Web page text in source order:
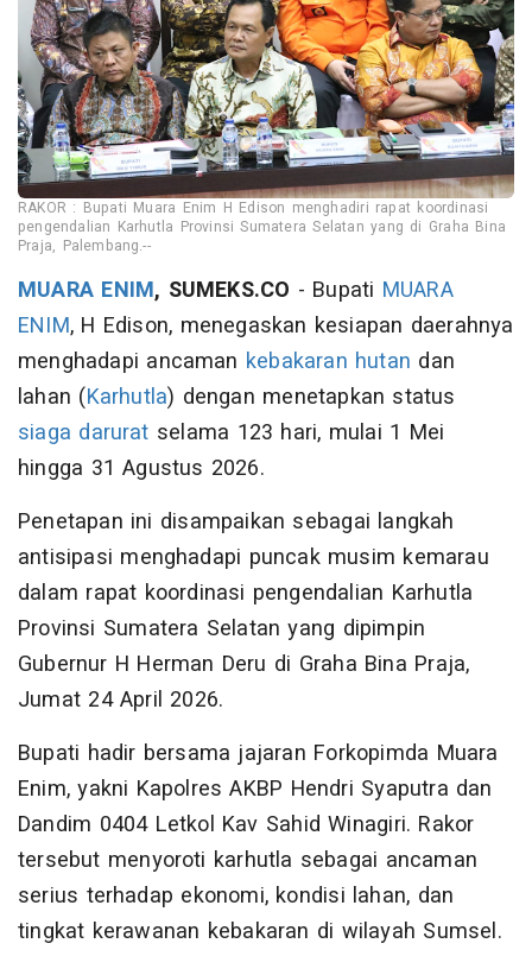
RAKOR : Bupati Muara Enim H Edison menghadiri rapat koordinasi
pengendalian Karhutla Provinsi Sumatera Selatan yang di Graha Bina
Praja, Palembang.--
MUARA ENIM, SUMEKS.CO - Bupati MUARA
ENIM, H Edison, menegaskan kesiapan daerahnya
menghadapi ancaman kebakaran hutan dan
lahan (Karhutla) dengan menetapkan status
siaga darurat selama 123 hari, mulai 1 Mei
hingga 31 Agustus 2026.
Penetapan ini disampaikan sebagai langkah
antisipasi menghadapi puncak musim kemarau
dalam rapat koordinasi pengendalian Karhutla
Provinsi Sumatera Selatan yang dipimpin
Gubernur H Herman Deru di Graha Bina Praja,
Jumat 24 April 2026.
Bupati hadir bersama jajaran Forkopimda Muara
Enim, yakni Kapolres AKBP Hendri Syaputra dan
Dandim 0404 Letkol Kav Sahid Winagiri. Rakor
tersebut menyoroti karhutla sebagai ancaman
serius terhadap ekonomi, kondisi lahan, dan
tingkat kerawanan kebakaran di wilayah Sumsel.